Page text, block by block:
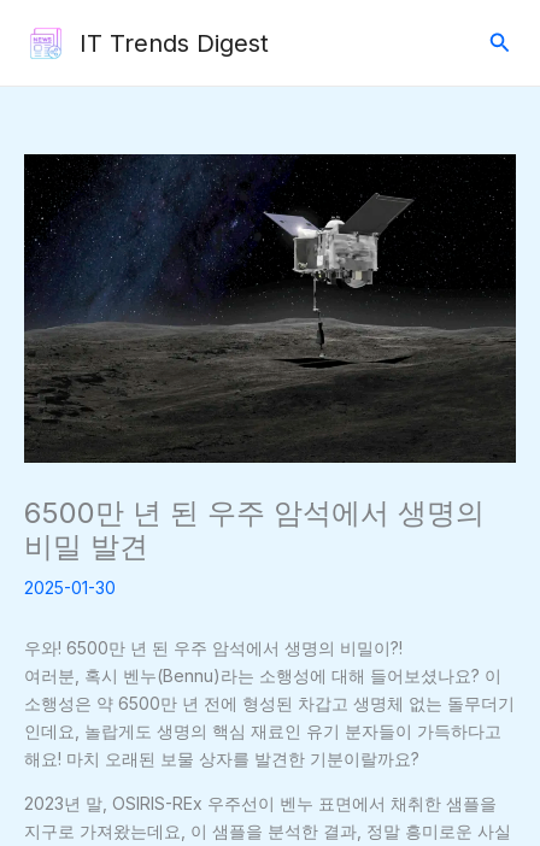
IT Trends Digest
검
6500만 년 된 우주 암석에서 생명의
비밀 발견
2025-01-30
우와! 6500만 년 된 우주 암석에서 생명의 비밀이?!
여러분, 혹시 벤누(Bennu)라는 소행성에 대해 들어보셨나요? 이
소행성은 약 6500만 년 전에 형성된 차갑고 생명체 없는 돌무더기
인데요, 놀랍게도 생명의 핵심 재료인 유기 분자들이 가득하다고
해요! 마치 오래된 보물 상자를 발견한 기분이랄까요?
2023년 말, OSIRIS-REx 우주선이 벤누 표면에서 채취한 샘플을
지구로 가져왔는데요, 이 샘플을 분석한 결과, 정말 흥미로운 사실